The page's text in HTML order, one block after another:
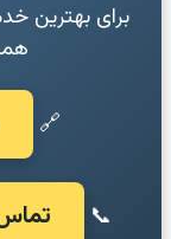
برای بهترین
🔗
📞 تماس